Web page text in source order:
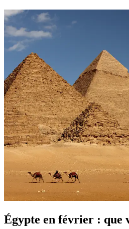
Égypte en février : que